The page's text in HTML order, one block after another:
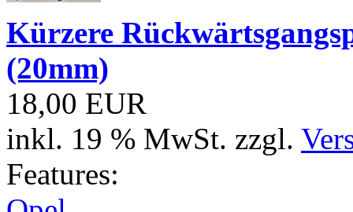
Kürzere
(20mm)
18,00 EUR
inkl. 19 % MwSt. zzgl.
Features: